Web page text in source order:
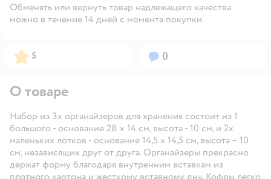
Обменять или вернуть товар надлежащего качества
можно в течение 14 дней с момента покупки.
Рейтинг:
5 Вопросов:
0
О товаре
Набор из 3х органайзеров для хранения состоит из 1
большого - основание 28 х 14 см, высота - 10 см, и 2х
маленьких лотков - основание 14,5 х 14,5 см, высота – 10
см, независящих друг от друга. Органайзеры прекрасно
держат форму благодаря внутренним вставкам из
плотного картона и жесткому вставному дну. Кофры легко